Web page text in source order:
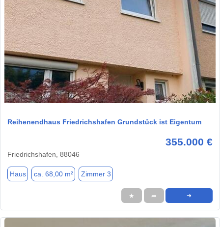
1 / 9
Reihenendhaus Friedrichshafen Grundstück ist Eigentum
355.000 €
Friedrichshafen, 88046
Haus ca. 68,00 m² Zimmer 3
★ ➦ ➜